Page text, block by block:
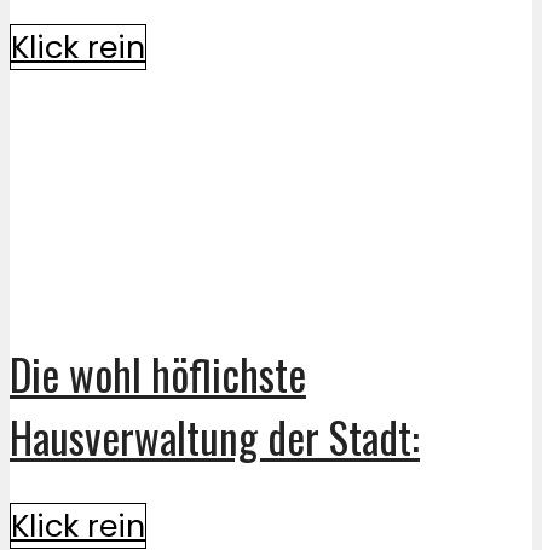
Klick rein
Die wohl höflichste
Hausverwaltung der Stadt:
Klick rein